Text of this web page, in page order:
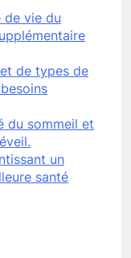
de vie du
de types de
du sommeil et
un
santé